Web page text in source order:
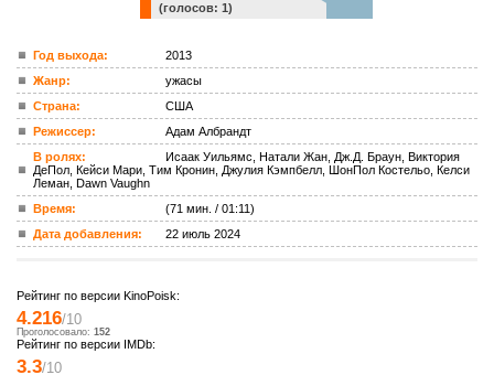
ком.
(голосов: 1)
Год выхода:
2013
Жанр:
ужасы
Страна:
США
Режиссер:
Адам Албрандт
В ролях:
Исаак Уильямс, Натали Жан, Дж.Д. Браун, Виктория
ДеПол, Кейси Мари, Тим Кронин, Джулия Кэмпбелл, ШонПол Костельо, Келси
Леман, Dawn Vaughn
Время:
(71 мин. / 01:11)
Дата добавления:
22 июль 2024
Рейтинг по версии KinoPoisk:
4.216/10
Проголосовало: 152
Рейтинг по версии IMDb:
3.3/10